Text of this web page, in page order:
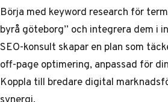
Börja med keyword research för
byrå göteborg” och integrera dem i
SEO-konsult skapar en plan som
off-page optimering, anpassad för
Koppla till bredare digital
synergi.